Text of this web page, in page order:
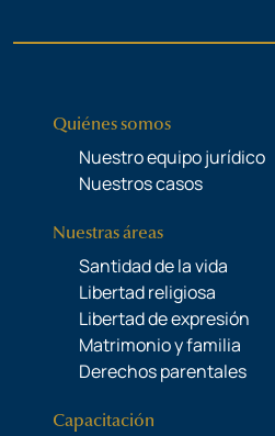
Quiénes somos
Nuestro equipo jurídico
Nuestros casos
Nuestras áreas
Santidad de la vida
Libertad religiosa
Libertad de expresión
Matrimonio y familia
Derechos parentales
Capacitación